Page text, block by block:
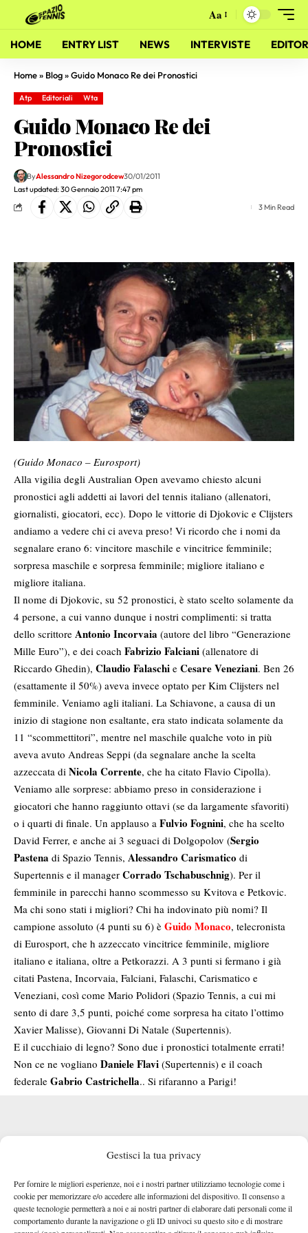
Gestisci la tua privacy
Per fornire le migliori esperienze, noi e i nostri partner utilizziamo tecnologie come i
cookie per memorizzare e/o accedere alle informazioni del dispositivo. Il consenso a
queste tecnologie permetterà a noi e ai nostri partner di elaborare dati personali come il
comportamento durante la navigazione o gli ID univoci su questo sito e di mostrare
Aa
HOME ENTRY LIST NEWS INTERVISTE
Home» Blog»Guido Monaco Re dei Pronostici
Atp Editoriali Wta
Guido Monaco Re dei
Pronostici
Last updated: 30 Gennaio 2011 7:47 pm
ByAlessandro Nizegorodcew30/01/2011
3 Min Read
(Guido Monaco – Eurosport)
Alla vigilia degli Australian Open avevamo chiesto alcuni
pronostici agli addetti ai lavori del tennis italiano (allenatori,
giornalisti, giocatori, ecc). Dopo le vittorie di Djokovic e Clijsters
andiamo a vedere chi ci aveva preso! Vi ricordo che i nomi da
segnalare erano 6: vincitore maschile e vincitrice femminile;
sorpresa maschile e sorpresa femminile; migliore italiano e
migliore italiana.
Il nome di Djokovic, su 52 pronostici, è stato scelto solamente da
4 persone, a cui vanno dunque i nostri complimenti: si tratta
dello scrittore Antonio Incorvaia (autore del libro “Generazione
Mille Euro”), e dei coach Fabrizio Falciani (allenatore di
Riccardo Ghedin), Claudio Falaschi e Cesare Veneziani. Ben 26
(esattamente il 50%) aveva invece optato per Kim Clijsters nel
femminile. Veniamo agli italiani. La Schiavone, a causa di un
inizio di stagione non esaltante, era stato indicata solamente da
11 “scommettitori”, mentre nel maschile qualche voto in più
aveva avuto Andreas Seppi (da segnalare anche la scelta
azzeccata di Nicola Corrente, che ha citato Flavio Cipolla).
Veniamo alle sorprese: abbiamo preso in considerazione i
giocatori che hanno raggiunto ottavi (se da largamente sfavoriti)
o i quarti di finale. Un applauso a Fulvio Fognini, che ha scelto
David Ferrer, e anche ai 3 seguaci di Dolgopolov (Sergio
Pastena di Spazio Tennis, Alessandro Carismatico di
Supertennis e il manager Corrado Tschabuschnig). Per il
femminile in parecchi hanno scommesso su Kvitova e Petkovic.
Ma chi sono stati i migliori? Chi ha indovinato più nomi? Il
campione assoluto (4 punti su 6) è Guido Monaco, telecronista
di Eurosport, che h azzeccato vincitrice femminile, migliore
italiano e italiana, oltre a Petkorazzi. A 3 punti si fermano i già
citati Pastena, Incorvaia, Falciani, Falaschi, Carismatico e
Veneziani, così come Mario Polidori (Spazio Tennis, a cui mi
sento di dare 3,5 punti, poiché come sorpresa ha citato l’ottimo
Xavier Malisse), Giovanni Di Natale (Supertennis).
E il cucchiaio di legno? Sono due i pronostici totalmente errati!
Non ce ne vogliano Daniele Flavi (Supertennis) e il coach
federale Gabrio Castrichella.. Si rifaranno a Parigi!